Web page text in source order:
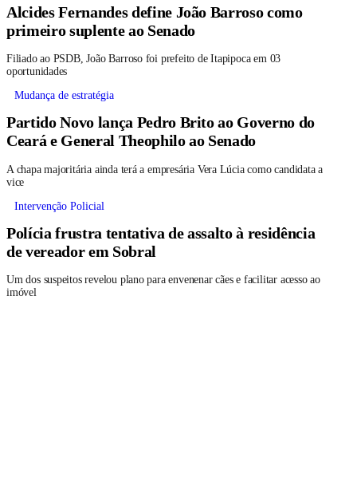
Alcides Fernandes define João Barroso como
primeiro suplente ao Senado
Filiado ao PSDB, João Barroso foi prefeito de Itapipoca em 03
oportunidades
Mudança de estratégia
Partido Novo lança Pedro Brito ao Governo do
Ceará e General Theophilo ao Senado
A chapa majoritária ainda terá a empresária Vera Lúcia como candidata a
vice
Intervenção Policial
Polícia frustra tentativa de assalto à residência
de vereador em Sobral
Um dos suspeitos revelou plano para envenenar cães e facilitar acesso ao
imóvel